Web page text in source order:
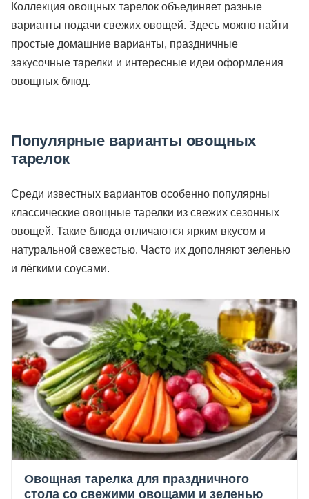
Коллекция овощных тарелок объединяет разные
варианты подачи свежих овощей. Здесь можно найти
простые домашние варианты, праздничные
закусочные тарелки и интересные идеи оформления
овощных блюд.
Популярные варианты овощных
тарелок
Среди известных вариантов особенно популярны
классические овощные тарелки из свежих сезонных
овощей. Такие блюда отличаются ярким вкусом и
натуральной свежестью. Часто их дополняют зеленью
и лёгкими соусами.
Овощная тарелка для праздничного
стола со свежими овощами и зеленью